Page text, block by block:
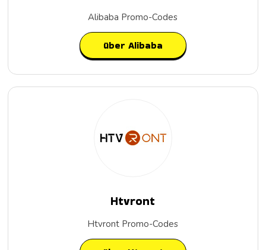
Alibaba Promo-Codes
über Alibaba
Htvront
Htvront Promo-Codes